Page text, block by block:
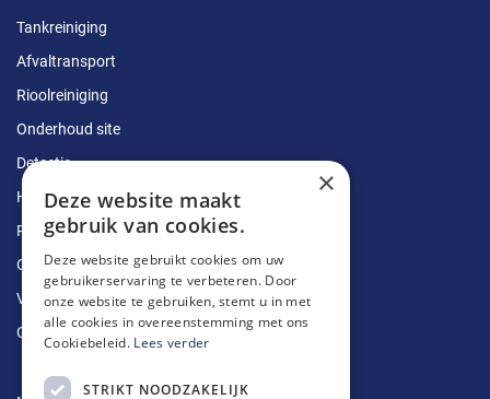
Tankreiniging
Afvaltransport
Rioolreiniging
Onderhoud site
Detectie
Herstellingen
Ruimingen
Ontstoppingen
Vetputten
Ontkalking
×
Deze website maakt
gebruik van cookies.
Deze website gebruikt cookies om uw
gebruikerservaring te verbeteren. Door
onze website te gebruiken, stemt u in met
alle cookies in overeenstemming met ons
Cookiebeleid. Lees verder
STRIKT NOODZAKELIJK